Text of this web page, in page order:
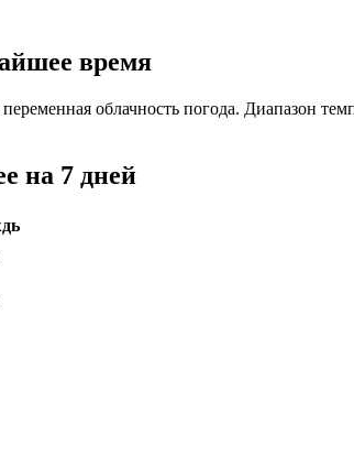
время
облачность погода. Диапазон
на 7 дней